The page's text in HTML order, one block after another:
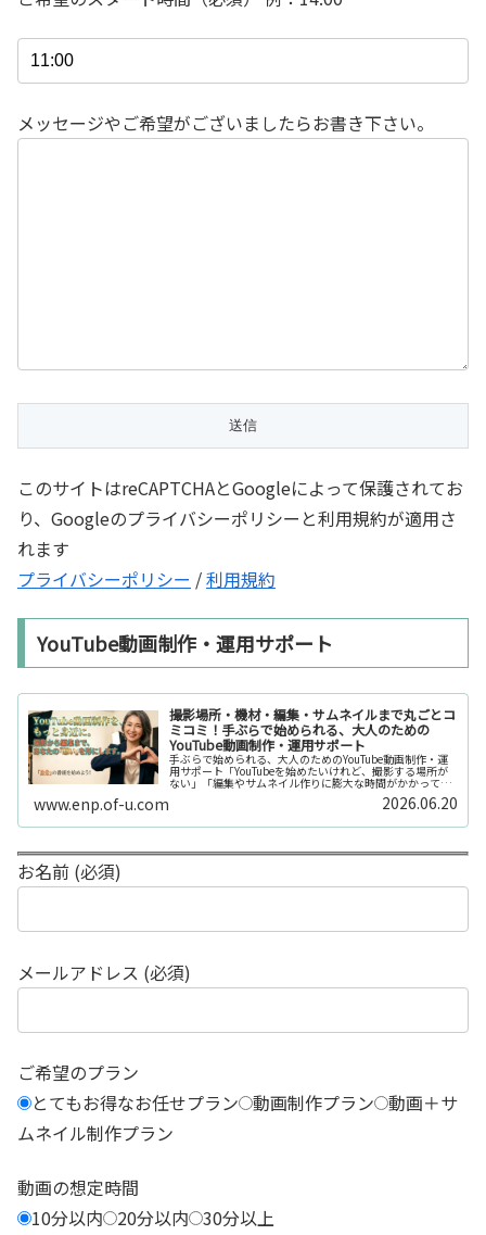
メッセージやご希望がございましたらお書き下さい。
このサイトはreCAPTCHAとGoogleによって保護されてお
り、Googleのプライバシーポリシーと利用規約が適用さ
れます
プライバシーポリシー /利用規約
YouTube動画制作・運用サポート
撮影場所・機材・編集・サムネイルまで丸ごとコ
ミコミ！手ぶらで始められる、大人のための
YouTube動画制作・運用サポート
手ぶらで始められる、大人のためのYouTube動画制作・運
用サポート「YouTubeを始めたいけれど、撮影する場所が
ない」「編集やサムネイル作りに膨大な時間がかかって長
続きしない」「機材を揃えるだけで何万円もかかってしま
www.enp.of-u.com 2026.06.20
お名前 (必須)
メールアドレス (必須)
ご希望のプラン
とてもお得なお任せプラン 動画制作プラン 動画＋サ
ムネイル制作プラン
動画の想定時間
10分以内
20分以内 30分以上